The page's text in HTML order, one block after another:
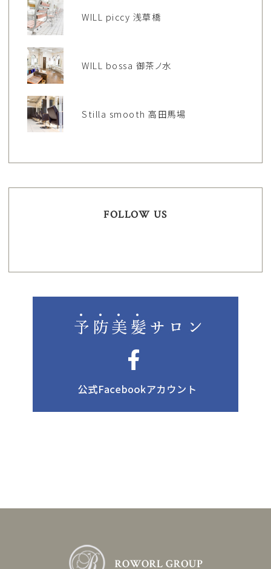
WILL piccy 浅草橋
WILL bossa 御茶ノ水
Stilla smooth 高田馬場
FOLLOW US